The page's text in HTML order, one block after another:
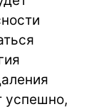
успешно,